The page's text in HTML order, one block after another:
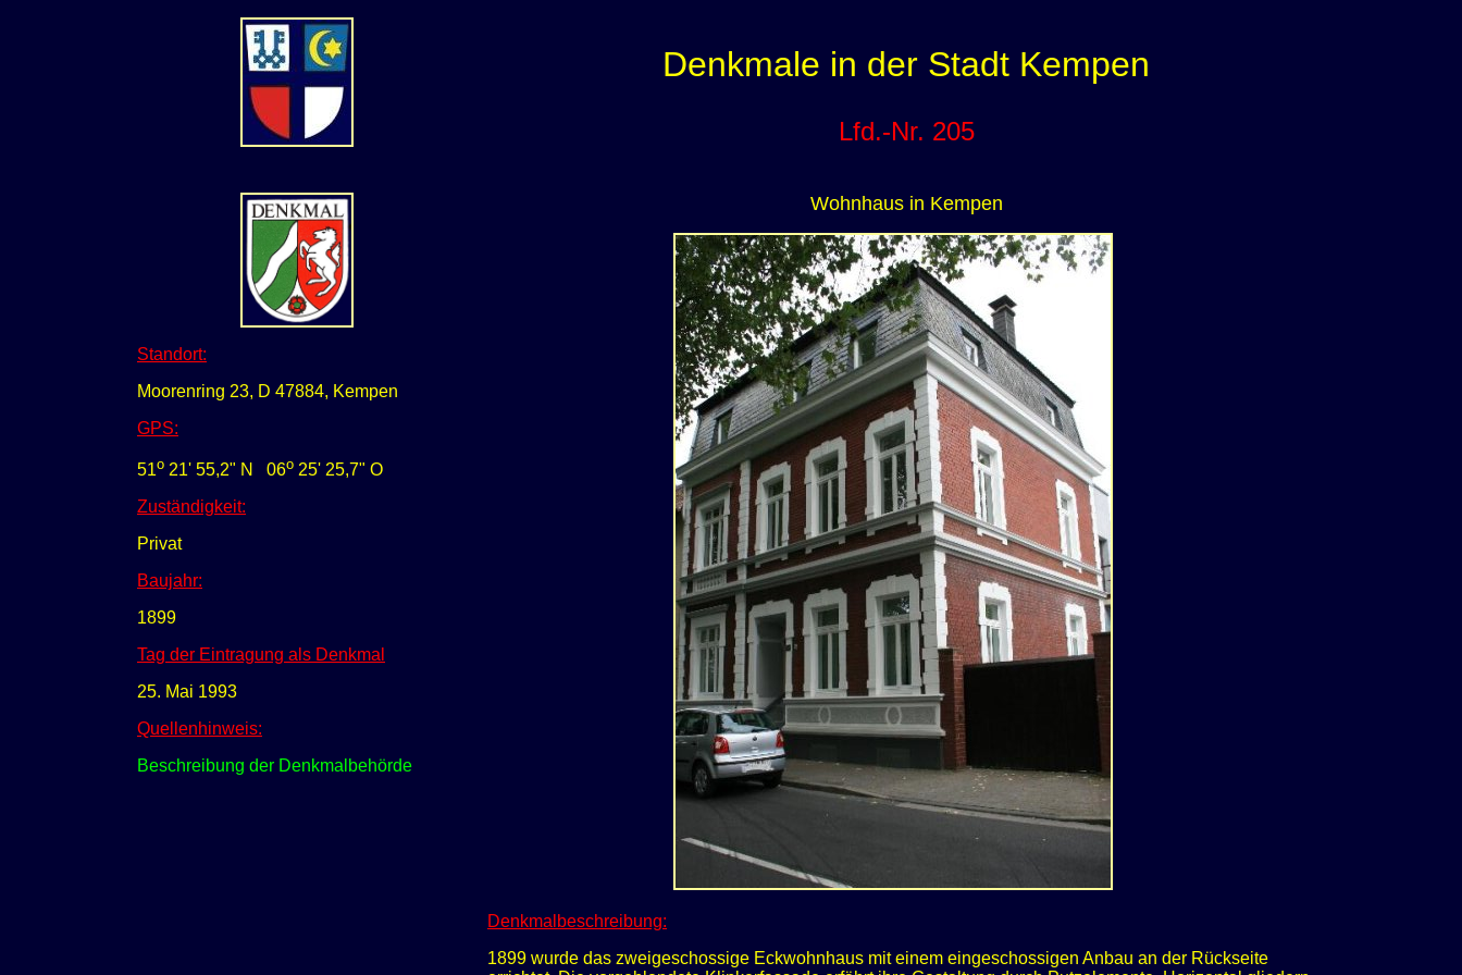
Denkmale in der Stadt Kempen
Lfd.-Nr. 205
Standort:
Moorenring 23, D 47884, Kempen
GPS:
51o 21' 55,2" N 06o 25' 25,7" O
Zuständigkeit:
Privat
Baujahr:
1899
Tag der Eintragung als Denkmal
25. Mai 1993
Quellenhinweis:
Beschreibung der Denkmalbehörde
Wohnhaus in Kempen
Denkmalbeschreibung:
1899 wurde das zweigeschossige Eckwohnhaus mit einem eingeschossigen Anbau an der Rückseite